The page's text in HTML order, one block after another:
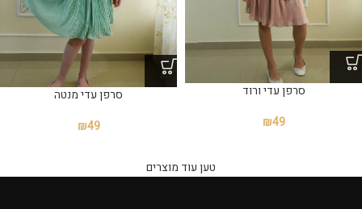
סרפן עדי ורוד
₪49
סרפן עדי מנטה
₪49
טען עוד מוצרים